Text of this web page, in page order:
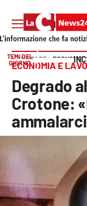
SEZIONI
Cronaca
Politica
Attualità
Vai
TEMI DEL
GIORNO
HOME PAGE ECONOMIA
ECONOMIA E
Degrado
Crotone: